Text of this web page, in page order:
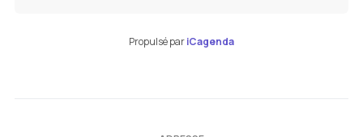
Propulsé pariCagenda